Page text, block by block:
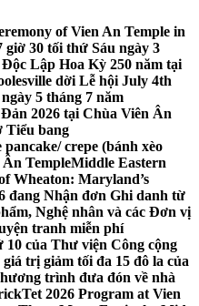
of Vien An Temple in
giờ 30 tối thứ Sáu ngày 3
Lập Hoa Kỳ 250 năm tại
dời Lễ hội July 4th
5 tháng 7 năm
2026 tại Chùa Viên Ân
Tiểu bang
crepe (bánh xèo
TempleMiddle Eastern
Wheaton: Maryland’s
đang Nhận đơn Ghi danh từ
Nghệ nhân và các Đơn vị
tranh miễn phí
của Thư viện Công cộng
giá trị giảm tối đa 15 đô la của
trình đưa đón về nhà
Tet 2026 Program at Vien